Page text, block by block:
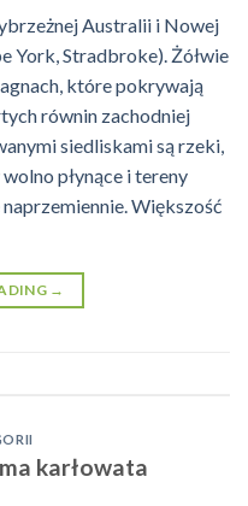
Australii i Nowej
York, Stradbroke). Żółwie
które pokrywają
równin zachodniej
siedliskami są rzeki,
płynące i tereny
Większość
→
karłowata